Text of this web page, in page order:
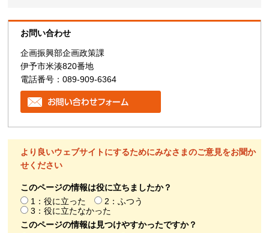
お問い合わせ
企画振興部企画政策課
伊予市米湊820番地
電話番号：089-909-6364
より良いウェブサイトにするためにみなさまのご意見をお聞か
せください
このページの情報は役に立ちましたか？
1：役に立った
2：ふつう
3：役に立たなかった
このページの情報は見つけやすかったですか？